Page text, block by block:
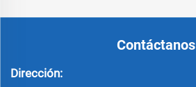
Contáctanos
Dirección: